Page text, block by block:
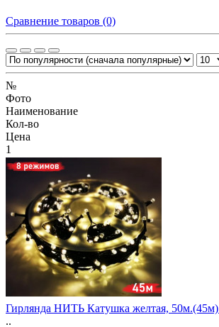
Сравнение товаров (0)
№
Фото
Наименование
Кол-во
Цена
1
Гирлянда НИТЬ Катушка желтая, 50м.(45м)
..